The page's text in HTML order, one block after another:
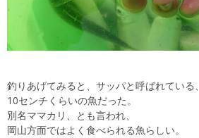
釣りあげてみると、サッパと呼ばれている、
10センチくらいの魚だった。
別名ママカリ、とも言われ、
岡山方面ではよく食べられる魚らしい。